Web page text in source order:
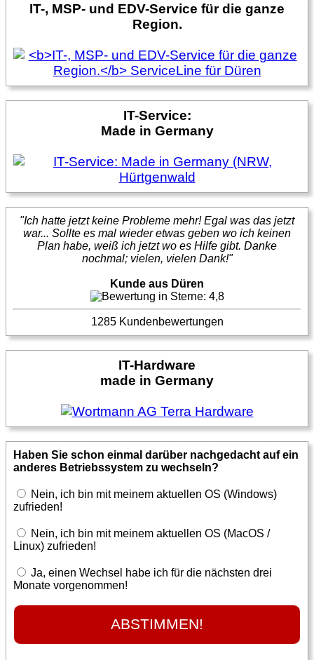
IT-, MSP- und EDV-Service für die ganze
Region.
IT-Service:
Made in Germany
"Ich hatte jetzt keine Probleme mehr! Egal was das jetzt
war... Sollte es mal wieder etwas geben wo ich keinen
Plan habe, weiß ich jetzt wo es Hilfe gibt. Danke
nochmal; vielen, vielen Dank!"
Kunde aus Düren
1285 Kundenbewertungen
IT-Hardware
made in Germany
Haben Sie schon einmal darüber nachgedacht auf ein
anderes Betriebssystem zu wechseln?
Nein, ich bin mit meinem aktuellen OS (Windows)
zufrieden!
Nein, ich bin mit meinem aktuellen OS (MacOS /
Linux) zufrieden!
Ja, einen Wechsel habe ich für die nächsten drei
Monate vorgenommen!